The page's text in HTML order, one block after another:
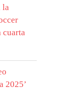
cuarta